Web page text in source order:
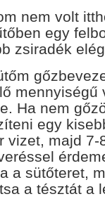
nem volt
egy
zsiradék
Ha nem
egy
vizet, majd
a sütőteret,
a tésztát a